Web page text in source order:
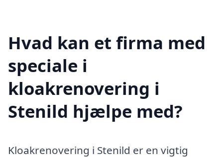
Hvad kan et firma med
speciale i
kloakrenovering i
Stenild hjælpe med?
Kloakrenovering i Stenild er en vigtig